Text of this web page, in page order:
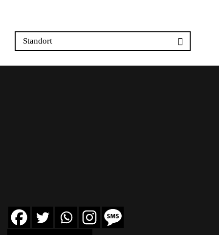
Standort